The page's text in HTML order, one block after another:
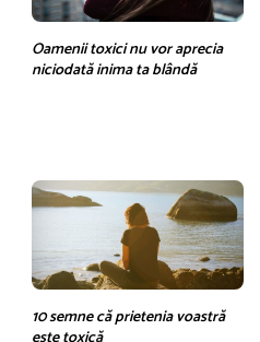
Oamenii toxici nu vor aprecia
niciodată inima ta blândă
10 semne că prietenia voastră